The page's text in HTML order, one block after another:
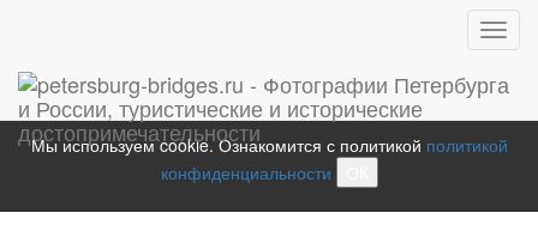
Мы используем cookie. Ознакомится с политикой политикой
конфиденциальности